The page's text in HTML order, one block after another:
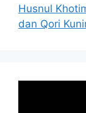
Husnul
dan Qori